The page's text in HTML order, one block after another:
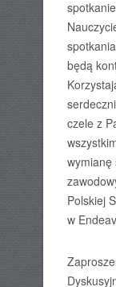
będą
czele z
wymianę
Polskiej
w